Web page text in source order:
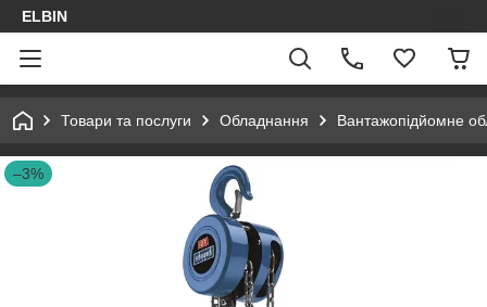
ELBIN
Товари та послуги Обладнання Вантажопідйомне
–3%